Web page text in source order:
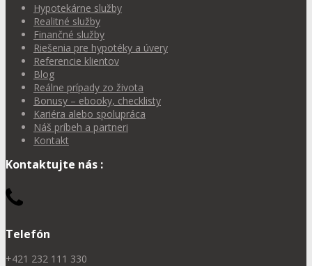
Hypotekárne služby
Realitné služby
Finančné služby
Riešenia pre hypotéky a úvery
Referencie klientov
Blog
Reálne prípady zo života
Bonusy – ebooky, checklisty
Kariéra alebo spolupráca
Náš príbeh a partneri
Kontakt
Kontaktujte nás :
Telefón
+421 232 111 330